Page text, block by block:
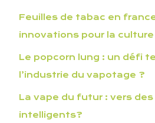
Feuilles de tabac en
innovations pour la culture
Le popcorn lung : un défi
l’industrie du vapotage ?
La vape du futur : vers
intelligents?